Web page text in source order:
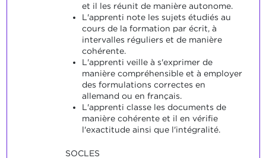
et il les réunit de manière autonome.
L'apprenti note les sujets étudiés au
cours de la formation par écrit, à
intervalles réguliers et de manière
cohérente.
L'apprenti veille à s'exprimer de
manière compréhensible et à employer
des formulations correctes en
allemand ou en français.
L'apprenti classe les documents de
manière cohérente et il en vérifie
l'exactitude ainsi que l'intégralité.
SOCLES